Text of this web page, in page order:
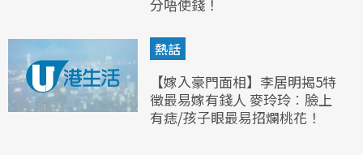
分唔使錢！
熱話
【嫁入豪門面相】李居明揭5特
徵最易嫁有錢人 麥玲玲︰臉上
有痣/孩子眼最易招爛桃花！